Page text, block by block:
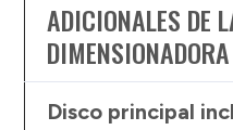
ADICIONALES DE
DIMENSIONADORA
Disco principal